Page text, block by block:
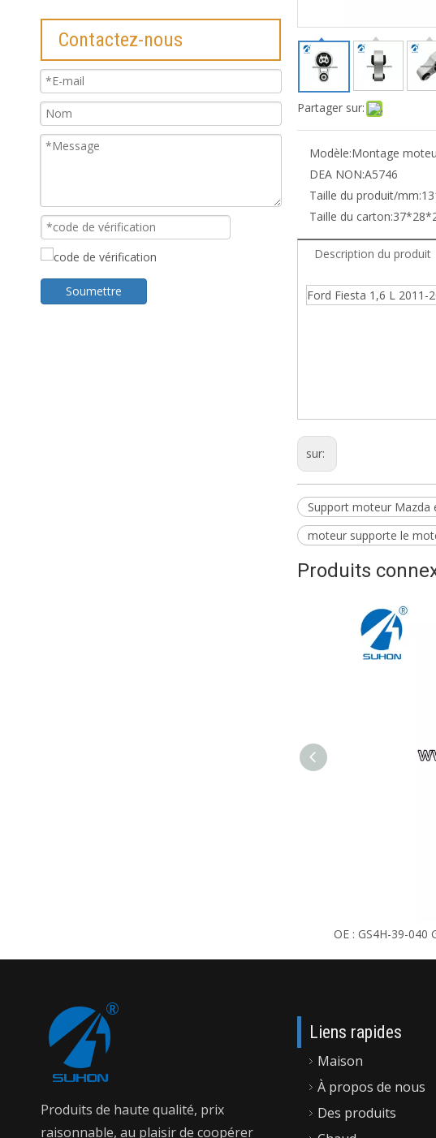
Contactez-nous
Soumettre
Partager sur:
Modèle:Montage
DEA NON:A5746
Taille du produit/mm:
Taille du carton:
Description du produit
Ford Fiesta 1,6 L 2011-
sur:
Support moteur Mazda
moteur supporte le
Produits
Produits de haute qualité, prix
raisonnable, au plaisir de coopérer
Liens rapides
Maison
À propos de nous
Des produits